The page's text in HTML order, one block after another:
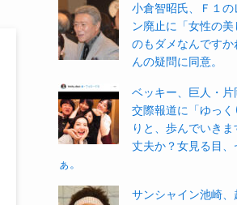
小倉智昭氏、Ｆ１の
ン廃止に「女性の
のもダメなんです
んの疑問に同意。
ベッキー、巨人・
交際報道に「ゆっ
りと、歩んでいき
丈夫か？女見る目、
ぁ。
サンシャイン池崎、